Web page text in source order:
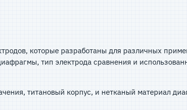
которые разработаны для различных
тип электрода сравнения и
титановый корпус, и нетканый материал